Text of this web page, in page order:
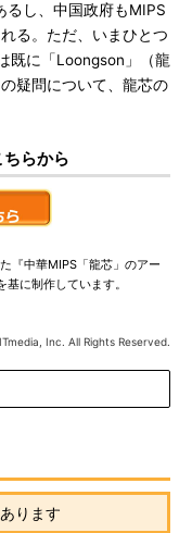
るし、中国政府もMIPS
る。ただ、いまひとつ
既に「Loongson」（龍
疑問について、龍芯の
らから
『中華MIPS「龍芯」のアー
に制作しています。
Inc. All Rights Reserved.
ります